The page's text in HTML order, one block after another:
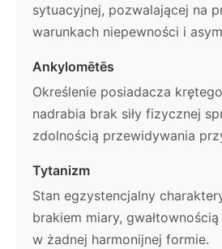
sytuacyjnej, pozwalającej na
warunkach niepewności i
Ankylomētēs
Określenie posiadacza
nadrabia brak siły fizycznej
zdolnością przewidywania
Tytanizm
Stan egzystencjalny
brakiem miary,
w żadnej harmonijnej formie.